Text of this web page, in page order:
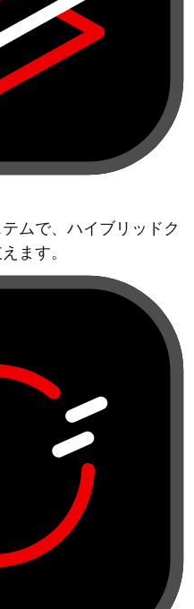
ムで、ハイブリッドク
ます。